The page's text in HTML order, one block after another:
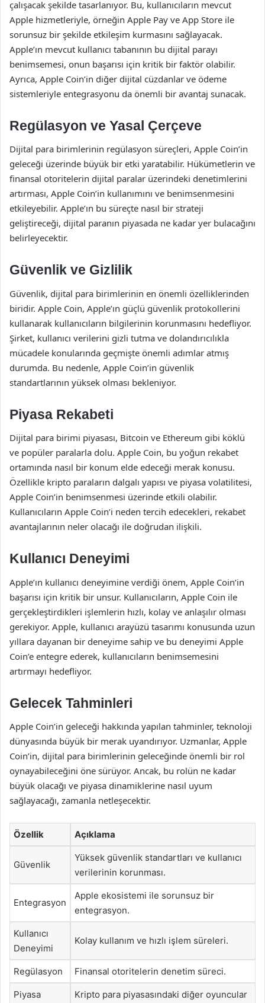
çalışacak şekilde tasarlanıyor. Bu, kullanıcıların mevcut
Apple hizmetleriyle, örneğin Apple Pay ve App Store ile
sorunsuz bir şekilde etkileşim kurmasını sağlayacak.
Apple’ın mevcut kullanıcı tabanının bu dijital parayı
benimsemesi, onun başarısı için kritik bir faktör olabilir.
Ayrıca, Apple Coin’in diğer dijital cüzdanlar ve ödeme
sistemleriyle entegrasyonu da önemli bir avantaj sunacak.
Regülasyon ve Yasal Çerçeve
Dijital para birimlerinin regülasyon süreçleri, Apple Coin’in
geleceği üzerinde büyük bir etki yaratabilir. Hükümetlerin ve
finansal otoritelerin dijital paralar üzerindeki denetimlerini
artırması, Apple Coin’in kullanımını ve benimsenmesini
etkileyebilir. Apple’ın bu süreçte nasıl bir strateji
geliştireceği, dijital paranın piyasada ne kadar yer bulacağını
belirleyecektir.
Güvenlik ve Gizlilik
Güvenlik, dijital para birimlerinin en önemli özelliklerinden
biridir. Apple Coin, Apple’ın güçlü güvenlik protokollerini
kullanarak kullanıcıların bilgilerinin korunmasını hedefliyor.
Şirket, kullanıcı verilerini gizli tutma ve dolandırıcılıkla
mücadele konularında geçmişte önemli adımlar atmış
durumda. Bu nedenle, Apple Coin’in güvenlik
standartlarının yüksek olması bekleniyor.
Piyasa Rekabeti
Dijital para birimi piyasası, Bitcoin ve Ethereum gibi köklü
ve popüler paralarla dolu. Apple Coin, bu yoğun rekabet
ortamında nasıl bir konum elde edeceği merak konusu.
Özellikle kripto paraların dalgalı yapısı ve piyasa volatilitesi,
Apple Coin’in benimsenmesi üzerinde etkili olabilir.
Kullanıcıların Apple Coin’i neden tercih edecekleri, rekabet
avantajlarının neler olacağı ile doğrudan ilişkili.
Kullanıcı Deneyimi
Apple’ın kullanıcı deneyimine verdiği önem, Apple Coin’in
başarısı için kritik bir unsur. Kullanıcıların, Apple Coin ile
gerçekleştirdikleri işlemlerin hızlı, kolay ve anlaşılır olması
gerekiyor. Apple, kullanıcı arayüzü tasarımı konusunda uzun
yıllara dayanan bir deneyime sahip ve bu deneyimi Apple
Coin’e entegre ederek, kullanıcıların benimsemesini
artırmayı hedefliyor.
Gelecek Tahminleri
Apple Coin’in geleceği hakkında yapılan tahminler, teknoloji
dünyasında büyük bir merak uyandırıyor. Uzmanlar, Apple
Coin’in, dijital para birimlerinin geleceğinde önemli bir rol
oynayabileceğini öne sürüyor. Ancak, bu rolün ne kadar
büyük olacağı ve piyasa dinamiklerine nasıl uyum
sağlayacağı, zamanla netleşecektir.
Özellik Açıklama
Güvenlik
Yüksek güvenlik standartları ve kullanıcı
verilerinin korunması.
Entegrasyon
Apple ekosistemi ile sorunsuz bir
entegrasyon.
Kullanıcı
Deneyimi
Kolay kullanım ve hızlı işlem süreleri.
Regülasyon Finansal otoritelerin denetim süreci.
Piyasa
Kripto para piyasasındaki diğer oyuncular